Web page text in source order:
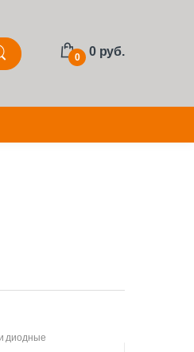
0 0 руб.
диодные